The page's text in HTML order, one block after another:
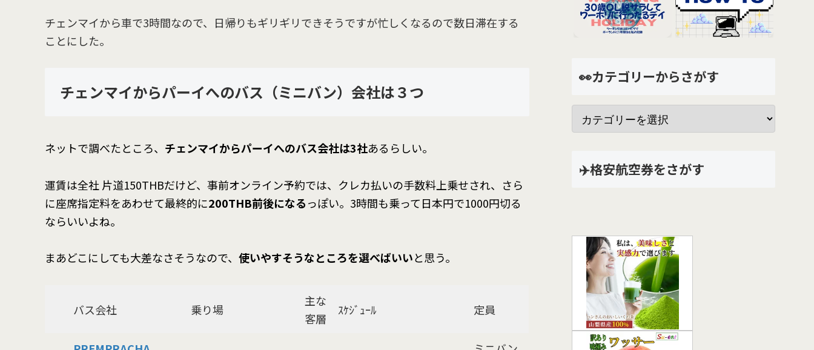
チェンマイから車で3時間なので、日帰りもギリギリできそうですが忙しくなるので数日滞在する
ことにした。
チェンマイからパーイへのバス（ミニバン）会社は３つ
ネットで調べたところ、 チェンマイからパーイへのバス会社は3社あるらしい。
運賃は全社 片道150THBだけど、事前オンライン予約では、クレカ払いの手数料上乗せされ、さら
に座席指定料をあわせて最終的に200THB前後になるっぽい。3時間も乗って日本円で1000円切る
ならいいよね。
まあどこにしても大差なさそうなので、 使いやすそうなところを選べばいいと思う。
バス会社 乗り場
主な
客層
ｽｹｼﾞｭｰﾙ 定員
👀カテゴリーからさがす
✈️格安航空券をさがす